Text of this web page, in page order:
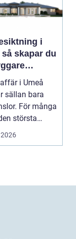
i
i Umeå
sällan bara
För många
största
affären i...